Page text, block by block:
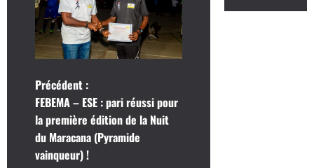
N
a
v
Précédent :
FEBEMA – ESE : pari réussi pour
la première édition de la Nuit
du Maracana (Pyramide
vainqueur) !